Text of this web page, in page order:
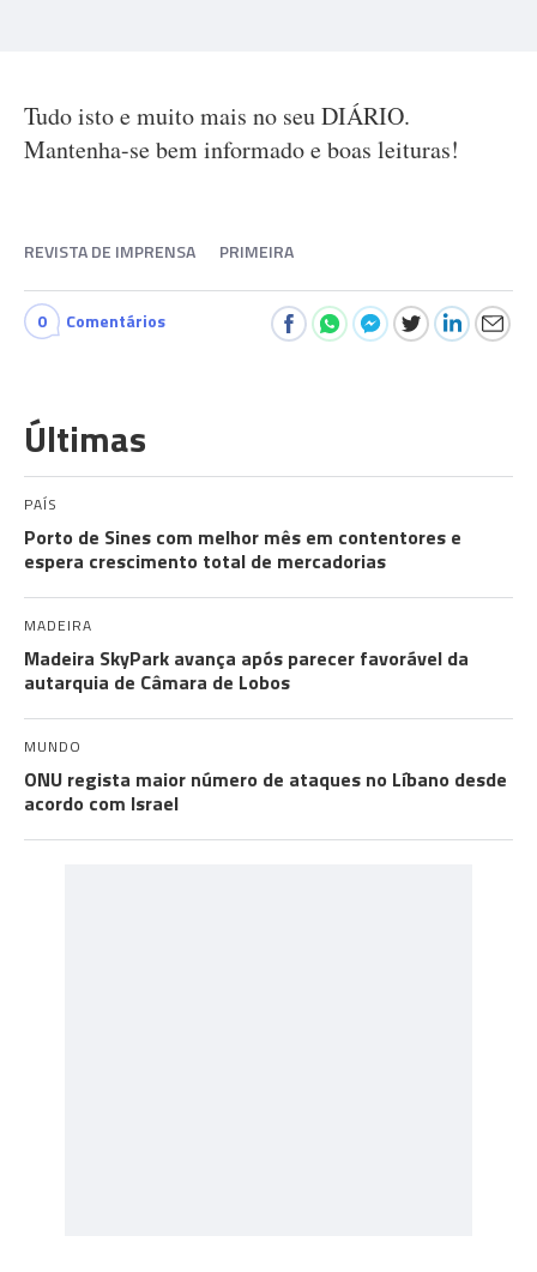
Tudo isto e muito mais no seu DIÁRIO.
Mantenha-se bem informado e boas leituras!
REVISTA DE IMPRENSA PRIMEIRA
0 Comentários
Últimas
PAÍS
Porto de Sines com melhor mês em contentores e
espera crescimento total de mercadorias
MADEIRA
Madeira SkyPark avança após parecer favorável da
autarquia de Câmara de Lobos
MUNDO
ONU regista maior número de ataques no Líbano desde
acordo com Israel